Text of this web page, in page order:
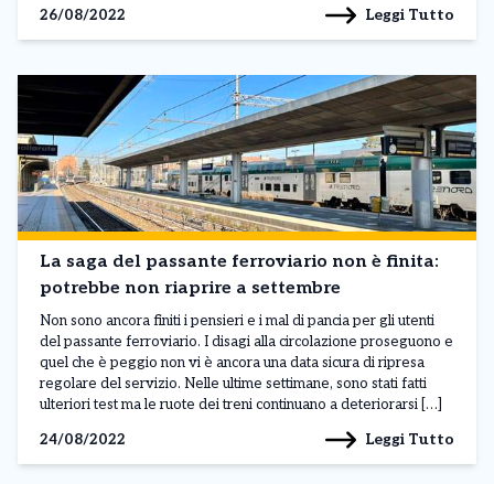
26/08/2022
Leggi Tutto
La saga del passante ferroviario non è finita:
potrebbe non riaprire a settembre
Non sono ancora finiti i pensieri e i mal di pancia per gli utenti
del passante ferroviario. I disagi alla circolazione proseguono e
quel che è peggio non vi è ancora una data sicura di ripresa
regolare del servizio. Nelle ultime settimane, sono stati fatti
ulteriori test ma le ruote dei treni continuano a deteriorarsi […]
24/08/2022
Leggi Tutto